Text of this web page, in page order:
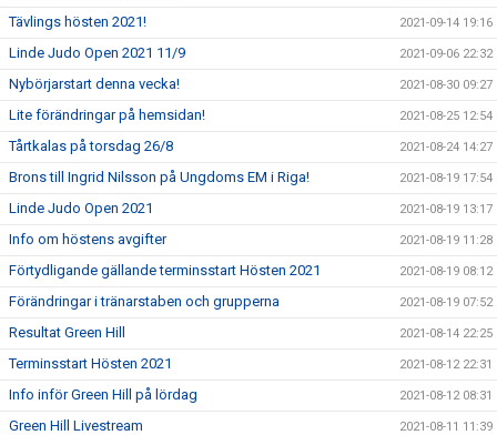
Tävlings hösten 2021! 2021-09-14 19:16
Linde Judo Open 2021 11/9 2021-09-06 22:32
Nybörjarstart denna vecka! 2021-08-30 09:27
Lite förändringar på hemsidan! 2021-08-25 12:54
Tårtkalas på torsdag 26/8 2021-08-24 14:27
Brons till Ingrid Nilsson på Ungdoms EM i Riga! 2021-08-19 17:54
Linde Judo Open 2021 2021-08-19 13:17
Info om höstens avgifter 2021-08-19 11:28
Förtydligande gällande terminsstart Hösten 2021 2021-08-19 08:12
Förändringar i tränarstaben och grupperna 2021-08-19 07:52
Resultat Green Hill 2021-08-14 22:25
Terminsstart Hösten 2021 2021-08-12 22:31
Info inför Green Hill på lördag 2021-08-12 08:31
Green Hill Livestream 2021-08-11 11:39